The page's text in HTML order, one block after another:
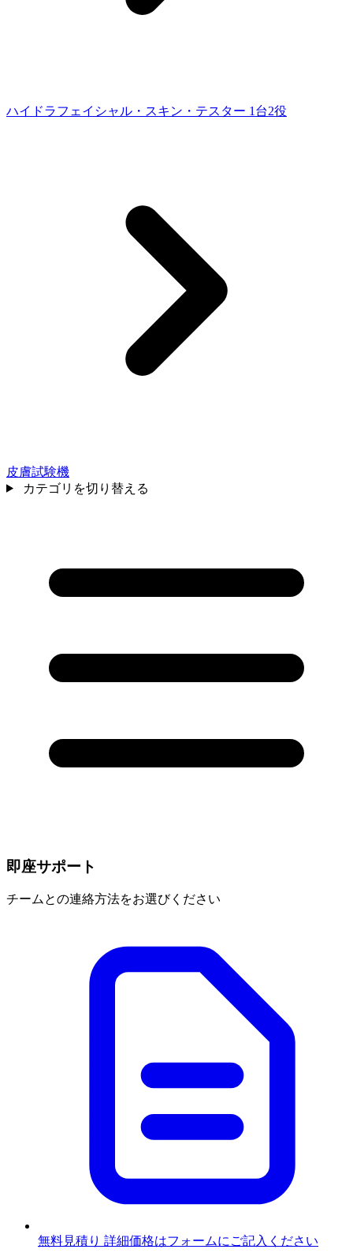
ハイドラフェイシャル・スキン・テスター 1台2役
皮膚試験機
カテゴリを切り替える
即座サポート
チームとの連絡方法をお選びください
無料見積り 詳細価格はフォームにご記入ください